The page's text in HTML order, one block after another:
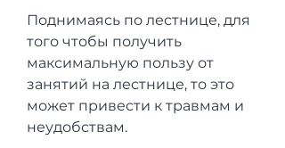
Поднимаясь по лестнице, для
того чтобы получить
максимальную пользу от
занятий на лестнице, то это
может привести к травмам и
неудобствам.